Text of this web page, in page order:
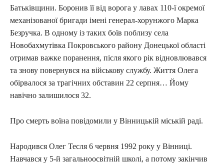
Батьківщини. Боронив її від ворога у лавах 110-ї окремої
механізованої бригади імені генерал-хорунжого Марка
Безручка. В одному із таких боїв поблизу села
Новобахмутівка Покровського району Донецької області
отримав важке поранення, після якого рік відновлювався
та знову повернувся на військову службу. Життя Олега
обірвалося за трагічних обставин 22 серпня… Йому
навічно залишилося 32.
Про смерть воїна повідомили у Вінницькій міській раді.
Народився Олег Тесля 6 червня 1992 року у Вінниці.
Навчався у 5-й загальноосвітній школі, а потому закінчив